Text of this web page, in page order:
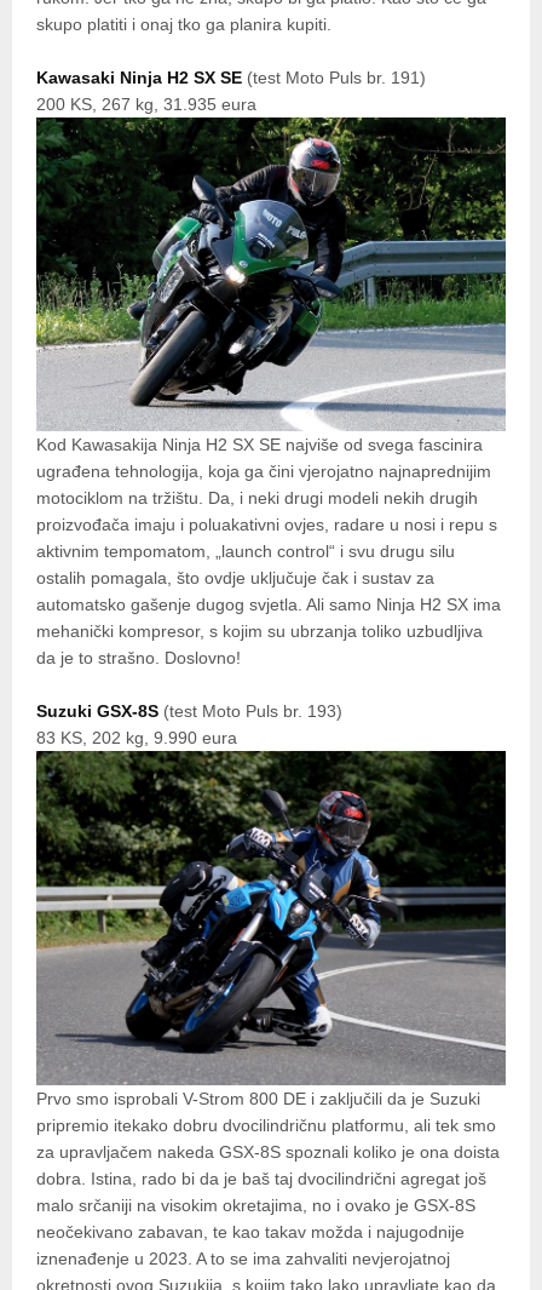
skupo platiti i onaj tko ga planira kupiti.
Kawasaki Ninja H2 SX SE (test Moto Puls br. 191)
200 KS, 267 kg, 31.935 eura
Kod Kawasakija Ninja H2 SX SE najviše od svega fascinira
ugrađena tehnologija, koja ga čini vjerojatno najnaprednijim
motociklom na tržištu. Da, i neki drugi modeli nekih drugih
proizvođača imaju i poluakativni ovjes, radare u nosi i repu s
aktivnim tempomatom, „launch control“ i svu drugu silu
ostalih pomagala, što ovdje uključuje čak i sustav za
automatsko gašenje dugog svjetla. Ali samo Ninja H2 SX ima
mehanički kompresor, s kojim su ubrzanja toliko uzbudljiva
da je to strašno. Doslovno!
Suzuki GSX-8S (test Moto Puls br. 193)
83 KS, 202 kg, 9.990 eura
Prvo smo isprobali V-Strom 800 DE i zaključili da je Suzuki
pripremio itekako dobru dvocilindričnu platformu, ali tek smo
za upravljačem nakeda GSX-8S spoznali koliko je ona doista
dobra. Istina, rado bi da je baš taj dvocilindrični agregat još
malo srčaniji na visokim okretajima, no i ovako je GSX-8S
neočekivano zabavan, te kao takav možda i najugodnije
iznenađenje u 2023. A to se ima zahvaliti nevjerojatnoj
okretnosti ovog Suzukija, s kojim tako lako upravljate kao da